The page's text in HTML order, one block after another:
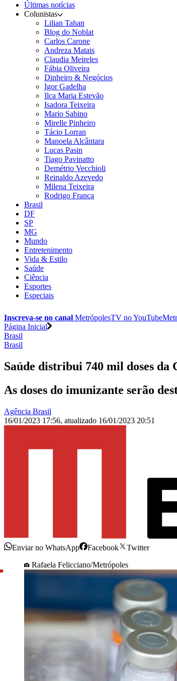
Últimas notícias
Colunistas
Lilian Tahan
Blog do Noblat
Carlos Carone
Andreza Matais
Claudia Meireles
Fábia Oliveira
Dinheiro & Negócios
Igor Gadelha
Ilca Maria Estevão
Isadora Teixeira
Mario Sabino
Mirelle Pinheiro
Tácio Lorran
Manoela Alcântara
Lucas Pasin
Tiago Pavinatto
Demétrio Vecchioli
Reinaldo Azevedo
Milena Teixeira
Rodrigo França
Brasil
DF
SP
MG
Mundo
Entretenimento
Vida & Estilo
Saúde
Ciência
Esportes
Especiais
Inscreva-se no canal MetrópolesTV noYouTube
Página Inicial
Brasil
Brasil
Saúde distribui 740 mil doses da
As doses do imunizante serão
Agência Brasil
16/01/2023 17:56, atualizado 16/01/2023 20:51
Enviar no WhatsApp Facebook
Twitter
Rafaela Felicciano/Metrópoles